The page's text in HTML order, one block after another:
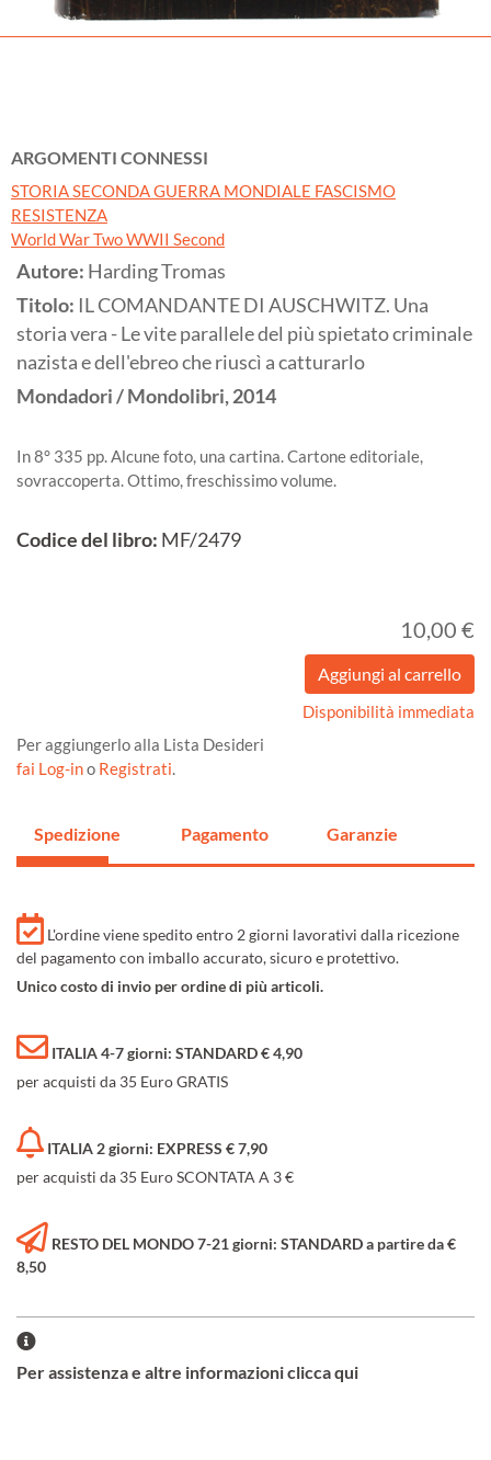
ARGOMENTI CONNESSI
STORIA SECONDA GUERRA MONDIALE FASCISMO
RESISTENZA
World War Two WWII Second
Autore: Harding Tromas
Titolo: IL COMANDANTE DI AUSCHWITZ. Una
storia vera - Le vite parallele del più spietato criminale
nazista e dell'ebreo che riuscì a catturarlo
Mondadori / Mondolibri,2014
In 8° 335 pp. Alcune foto, una cartina. Cartone editoriale,
sovraccoperta. Ottimo, freschissimo volume.
Codice del libro: MF/2479
10,00 €
Disponibilità immediata
Per aggiungerlo alla Lista Desideri
fai Log-ino Registrati.
Spedizione Pagamento Garanzie
L'ordine viene spedito entro 2 giorni lavorativi dalla ricezione
del pagamento con imballo accurato, sicuro e protettivo.
Unico costo di invio per ordine di più articoli.
ITALIA 4-7 giorni: STANDARD € 4,90
per acquisti da 35 Euro GRATIS
ITALIA 2 giorni: EXPRESS € 7,90
per acquisti da 35 Euro SCONTATA A 3 €
RESTO DEL MONDO 7-21 giorni: STANDARD a partire da €
8,50
Per assistenza e altre informazioni clicca qui